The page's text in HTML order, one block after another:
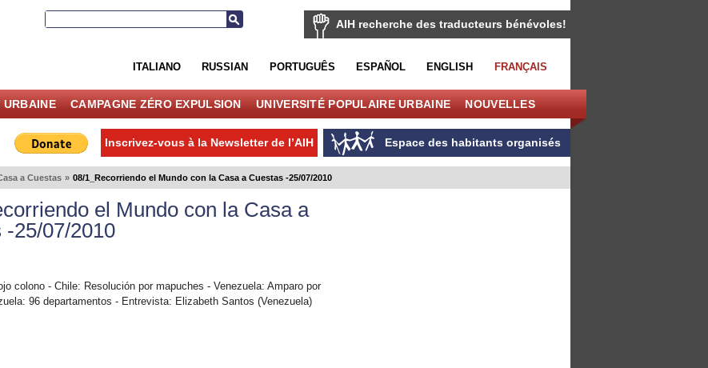
AIH recherche des traducteurs bénévoles!
ITALIANO RUSSIAN PORTUGUÊS ESPAÑOL ENGLISH FRANÇAIS
URBAINE CAMPAGNE ZÉRO EXPULSION UNIVERSITÉ POPULAIRE URBAINE NOUVELLES
Espace des habitants organisés
Inscrivez-vous à la Newsletter de l’AIH
a Cuestas » 08/1_Recorriendo el Mundo con la Casa a Cuestas -25/07/2010
el Mundo con la Casa a
-25/07/2010
colono - Chile: Resolución por mapuches - Venezuela: Amparo por
96 departamentos - Entrevista: Elizabeth Santos (Venezuela)